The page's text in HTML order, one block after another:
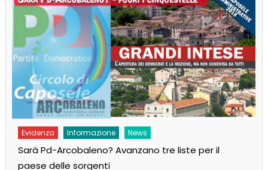
Evidenza Informazione News
Sarà Pd-Arcobaleno? Avanzano tre liste per il
paese delle sorgenti